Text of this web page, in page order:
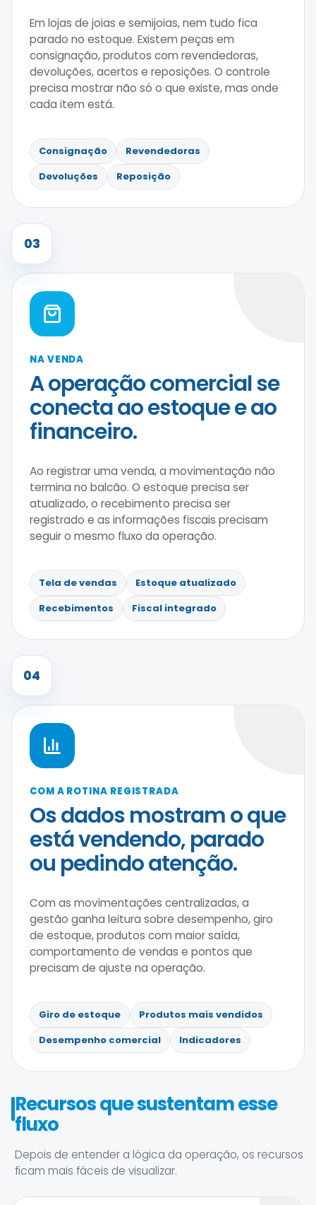
Em lojas de joias e semijoias, nem tudo fica
parado no estoque. Existem peças em
consignação, produtos com revendedoras,
devoluções, acertos e reposições. O controle
precisa mostrar não só o que existe, mas onde
cada item está.
Consignação
Revendedoras
Devoluções
Reposição
03
NA VENDA
A operação comercial se
conecta ao estoque e ao
financeiro.
Ao registrar uma venda, a movimentação não
termina no balcão. O estoque precisa ser
atualizado, o recebimento precisa ser
registrado e as informações fiscais precisam
seguir o mesmo fluxo da operação.
Tela de vendas
Estoque atualizado
Recebimentos
Fiscal integrado
04
COM A ROTINA REGISTRADA
Os dados mostram o que
está vendendo, parado
ou pedindo atenção.
Com as movimentações centralizadas, a
gestão ganha leitura sobre desempenho, giro
de estoque, produtos com maior saída,
comportamento de vendas e pontos que
precisam de ajuste na operação.
Giro de estoque
Produtos mais vendidos
Desempenho comercial
Indicadores
Recursos que sustentam esse
fluxo
Depois de entender a lógica da operação, os recursos
ficam mais fáceis de visualizar.